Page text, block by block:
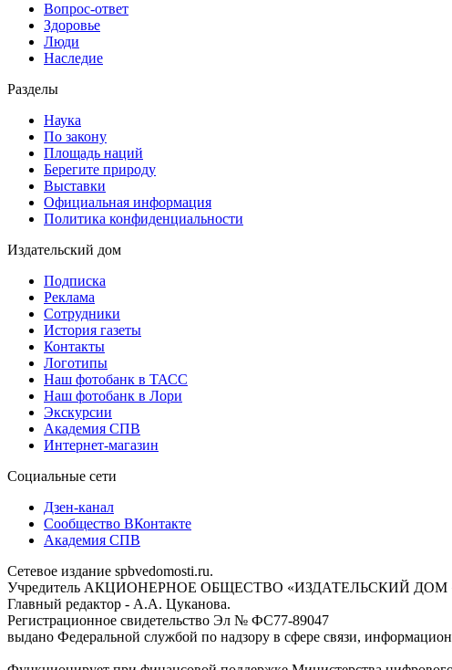
Вопрос-ответ
Здоровье
Люди
Наследие
Разделы
Наука
По закону
Площадь наций
Берегите природу
Выставки
Официальная информация
Политика конфиденциальности
Издательский дом
Подписка
Реклама
Сотрудники
История газеты
Контакты
Логотипы
Наш фотобанк в ТАСС
Наш фотобанк в Лори
Экскурсии
Академия СПВ
Интернет-магазин
Социальные сети
Дзен-канал
Сообщество ВКонтакте
Академия СПВ
Сетевое издание spbvedomosti.ru.
Учредитель АКЦИОНЕРНОЕ ОБЩЕСТВО «ИЗДАТЕЛЬСКИЙ
Главный редактор - А.А. Цуканова.
Регистрационное свидетельство Эл № ФС77-89047
выдано Федеральной службой по надзору в сфере связи,